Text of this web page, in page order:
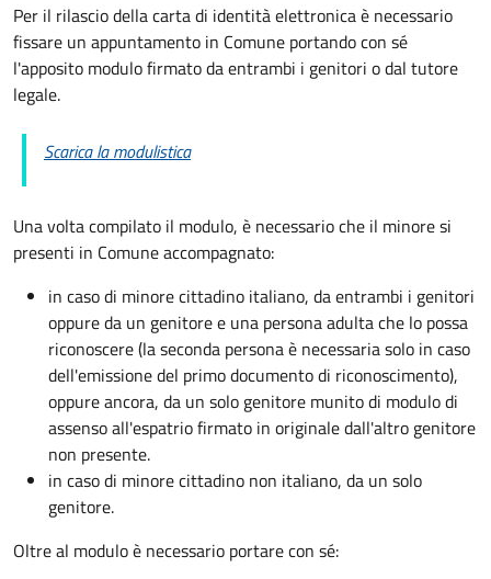
Per il rilascio della carta di identità elettronica è necessario
fissare un appuntamento in Comune portando con sé
l'apposito modulo firmato da entrambi i genitori o dal tutore
legale.
Scarica la modulistica
Una volta compilato il modulo, è necessario che il minore si
presenti in Comune accompagnato:
in caso di minore cittadino italiano, da entrambi i genitori
oppure da un genitore e una persona adulta che lo possa
riconoscere (la seconda persona è necessaria solo in caso
dell'emissione del primo documento di riconoscimento),
oppure ancora, da un solo genitore munito di modulo di
assenso all'espatrio firmato in originale dall'altro genitore
non presente.
in caso di minore cittadino non italiano, da un solo
genitore.
Oltre al modulo è necessario portare con sé: